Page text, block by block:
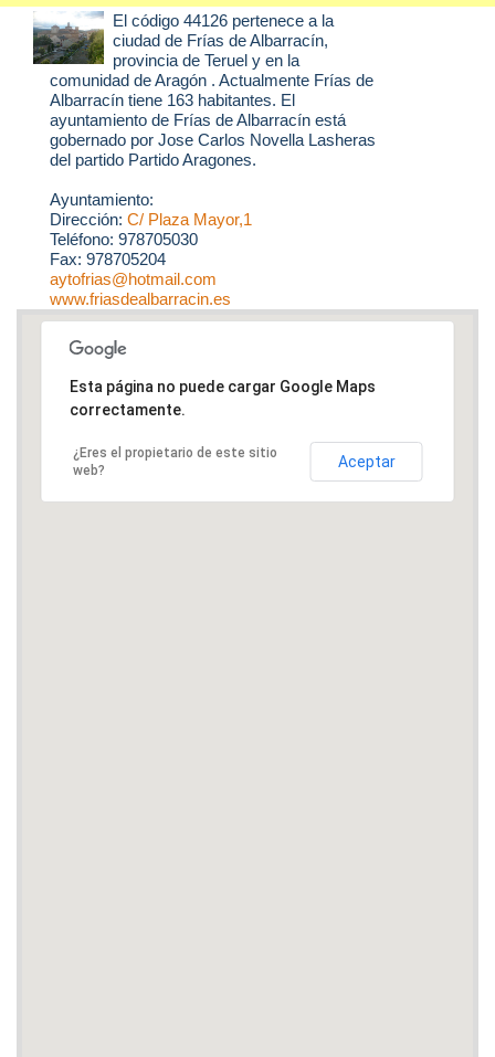
El código 44126 pertenece a la
ciudad de Frías de Albarracín,
provincia de Teruel y en la
comunidad de Aragón . Actualmente Frías de
Albarracín tiene 163 habitantes. El
ayuntamiento de Frías de Albarracín está
gobernado por Jose Carlos Novella Lasheras
del partido Partido Aragones.
Ayuntamiento:
Dirección: C/ Plaza Mayor,1
Teléfono: 978705030
Fax: 978705204
aytofrias@hotmail.com
www.friasdealbarracin.es
Esta página no puede cargar Google Maps
correctamente.
¿Eres el propietario de este sitio
web?
Aceptar